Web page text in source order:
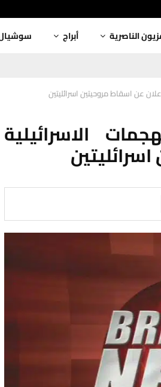
الناصرية أبراج
عن اسقاط مروحيتين اسرائليتين
الاسرائيلية